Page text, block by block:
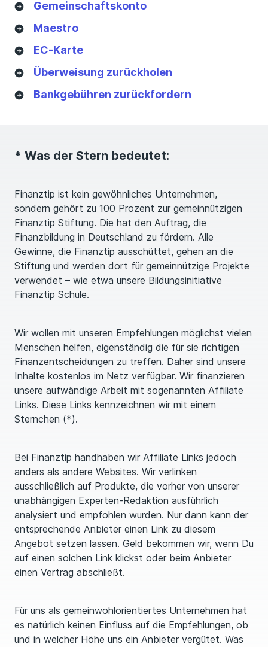
Gemeinschaftskonto
Maestro
EC-Karte
Überweisung zurückholen
Bankgebühren zurückfordern
* Was der Stern bedeutet:
Finanztip ist kein gewöhnliches Unternehmen,
sondern gehört zu 100 Prozent zur gemeinnützigen
Finanztip Stiftung. Die hat den Auftrag, die
Finanzbildung in Deutschland zu fördern. Alle
Gewinne, die Finanztip ausschüttet, gehen an die
Stiftung und werden dort für gemeinnützige Projekte
verwendet – wie etwa unsere Bildungsinitiative
Finanztip Schule.
Wir wollen mit unseren Empfehlungen möglichst vielen
Menschen helfen, eigenständig die für sie richtigen
Finanzentscheidungen zu treffen. Daher sind unsere
Inhalte kostenlos im Netz verfügbar. Wir finanzieren
unsere aufwändige Arbeit mit sogenannten Affiliate
Links. Diese Links kennzeichnen wir mit einem
Sternchen (*).
Bei Finanztip handhaben wir Affiliate Links jedoch
anders als andere Websites. Wir verlinken
ausschließlich auf Produkte, die vorher von unserer
unabhängigen Experten-Redaktion ausführlich
analysiert und empfohlen wurden. Nur dann kann der
entsprechende Anbieter einen Link zu diesem
Angebot setzen lassen. Geld bekommen wir, wenn Du
auf einen solchen Link klickst oder beim Anbieter
einen Vertrag abschließt.
Für uns als gemeinwohlorientiertes Unternehmen hat
es natürlich keinen Einfluss auf die Empfehlungen, ob
und in welcher Höhe uns ein Anbieter vergütet. Was
Deine Altersvorsorge einfach &
fundiert
Das ePaper – jetzt mit neuer ETF-Strategie & AV
Depot
Du erhältst das ePaper kostenlos nach Anmeldung
zum Finanztip Newsletter. Der bringt Dir jeden Freitag
praktische und unabhängige Experten-Tipps direkt ins
Postfach
Hier findest Du unsere Datenschutzerklärung.